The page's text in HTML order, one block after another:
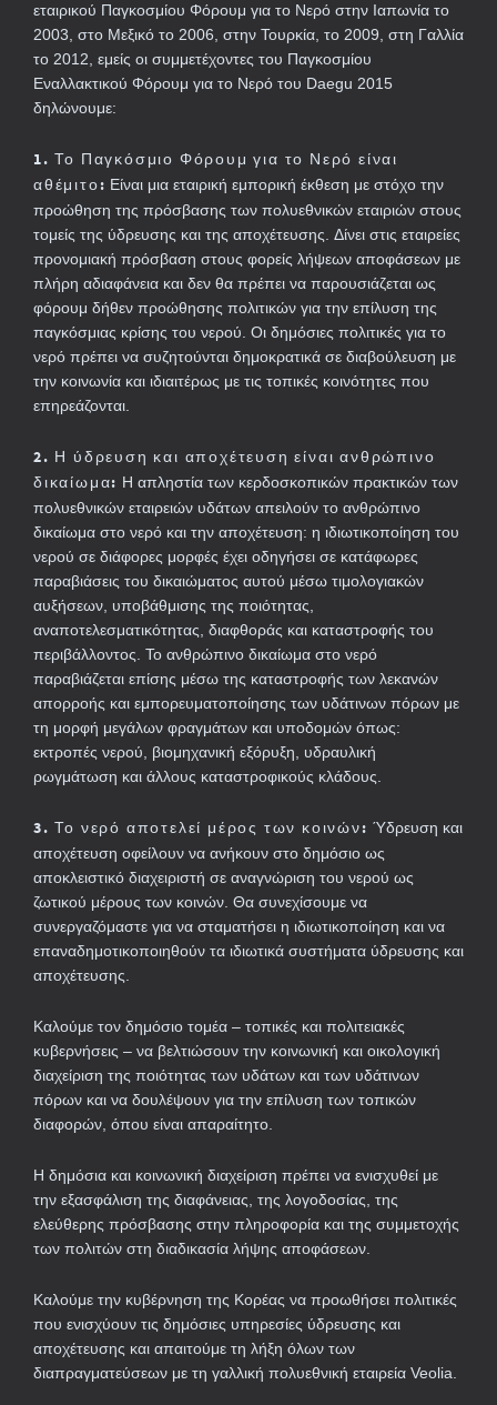
εταιρικού Παγκοσμίου Φόρουμ για το Νερό στην Ιαπωνία το
2003, στο Μεξικό το 2006, στην Τουρκία, το 2009, στη Γαλλία
το 2012, εμείς οι συμμετέχοντες του Παγκοσμίου
Εναλλακτικού Φόρουμ για το Νερό του Daegu 2015
δηλώνουμε:
1. Το Παγκόσμιο Φόρουμ για το Νερό είναι
αθέμιτο: Είναι μια εταιρική εμπορική έκθεση με στόχο την
προώθηση της πρόσβασης των πολυεθνικών εταιριών στους
τομείς της ύδρευσης και της αποχέτευσης. Δίνει στις εταιρείες
προνομιακή πρόσβαση στους φορείς λήψεων αποφάσεων με
πλήρη αδιαφάνεια και δεν θα πρέπει να παρουσιάζεται ως
φόρουμ δήθεν προώθησης πολιτικών για την επίλυση της
παγκόσμιας κρίσης του νερού. Οι δημόσιες πολιτικές για το
νερό πρέπει να συζητούνται δημοκρατικά σε διαβούλευση με
την κοινωνία και ιδιαιτέρως με τις τοπικές κοινότητες που
επηρεάζονται.
2. Η ύδρευση και αποχέτευση είναι ανθρώπινο
δικαίωμα: Η απληστία των κερδοσκοπικών πρακτικών των
πολυεθνικών εταιρειών υδάτων απειλούν το ανθρώπινο
δικαίωμα στο νερό και την αποχέτευση: η ιδιωτικοποίηση του
νερού σε διάφορες μορφές έχει οδηγήσει σε κατάφωρες
παραβιάσεις του δικαιώματος αυτού μέσω τιμολογιακών
αυξήσεων, υποβάθμισης της ποιότητας,
αναποτελεσματικότητας, διαφθοράς και καταστροφής του
περιβάλλοντος. Το ανθρώπινο δικαίωμα στο νερό
παραβιάζεται επίσης μέσω της καταστροφής των λεκανών
απορροής και εμπορευματοποίησης των υδάτινων πόρων με
τη μορφή μεγάλων φραγμάτων και υποδομών όπως:
εκτροπές νερού, βιομηχανική εξόρυξη, υδραυλική
ρωγμάτωση και άλλους καταστροφικούς κλάδους.
3. Το νερό αποτελεί μέρος των κοινών: Ύδρευση και
αποχέτευση οφείλουν να ανήκουν στο δημόσιο ως
αποκλειστικό διαχειριστή σε αναγνώριση του νερού ως
ζωτικού μέρους των κοινών. Θα συνεχίσουμε να
συνεργαζόμαστε για να σταματήσει η ιδιωτικοποίηση και να
επαναδημοτικοποιηθούν τα ιδιωτικά συστήματα ύδρευσης και
αποχέτευσης.
Καλούμε τον δημόσιο τομέα – τοπικές και πολιτειακές
κυβερνήσεις – να βελτιώσουν την κοινωνική και οικολογική
διαχείριση της ποιότητας των υδάτων και των υδάτινων
πόρων και να δουλέψουν για την επίλυση των τοπικών
διαφορών, όπου είναι απαραίτητο.
Η δημόσια και κοινωνική διαχείριση πρέπει να ενισχυθεί με
την εξασφάλιση της διαφάνειας, της λογοδοσίας, της
ελεύθερης πρόσβασης στην πληροφορία και της συμμετοχής
των πολιτών στη διαδικασία λήψης αποφάσεων.
Καλούμε την κυβέρνηση της Κορέας να προωθήσει πολιτικές
που ενισχύουν τις δημόσιες υπηρεσίες ύδρευσης και
αποχέτευσης και απαιτούμε τη λήξη όλων των
διαπραγματεύσεων με τη γαλλική πολυεθνική εταιρεία Veolia.